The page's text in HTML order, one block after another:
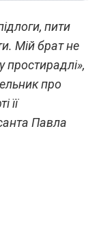
пити
Мій брат не
простирадлі»,
про
її
Павла